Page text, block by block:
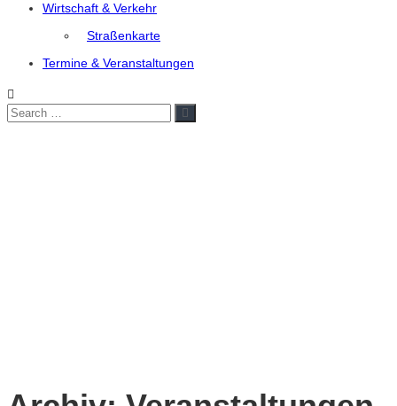
Wirtschaft & Verkehr
Straßenkarte
Termine & Veranstaltungen
Search
Search